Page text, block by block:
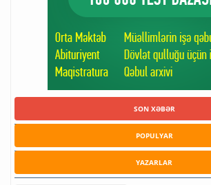
SON XƏBƏR
POPULYAR
YAZARLAR